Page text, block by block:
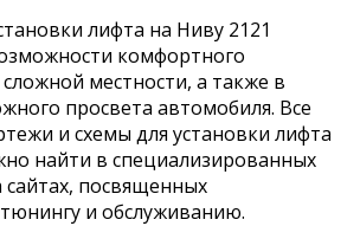
лифта на Ниву 2121
комфортного
местности, а также в
просвета автомобиля. Все
и схемы для установки лифта
найти в специализированных
сайтах, посвященных
и обслуживанию.